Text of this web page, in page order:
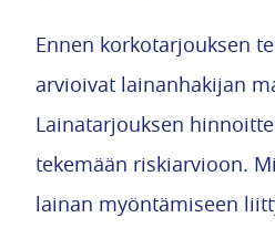
Ennen korkotarjouksen
arvioivat lainanhakijan
Lainatarjouksen
tekemään riskiarvioon.
lainan myöntämiseen